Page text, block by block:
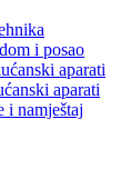
i posao
aparati
aparati
i namještaj